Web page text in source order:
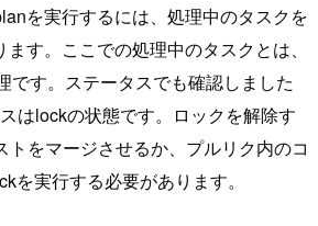
を実行するには、処理中のタスクを
す。ここでの処理中のタスクとは、
です。ステータスでも確認しました
はlockの状態です。ロックを解除す
トをマージさせるか、プルリク内のコ
を実行する必要があります。